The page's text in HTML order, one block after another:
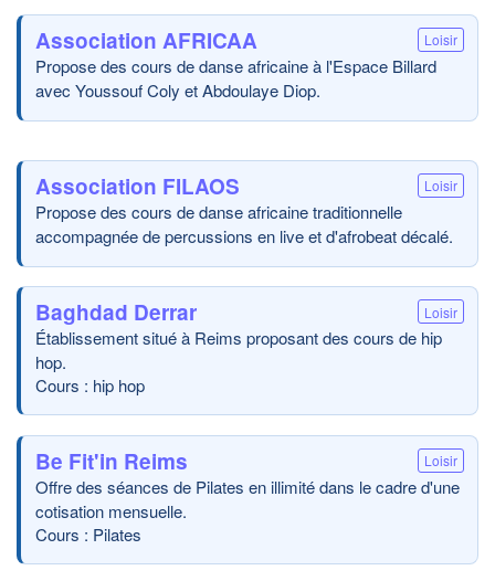
Association AFRICAA Loisir
Propose des cours de danse africaine à l'Espace Billard
avec Youssouf Coly et Abdoulaye Diop.
Association FILAOS Loisir
Propose des cours de danse africaine traditionnelle
accompagnée de percussions en live et d'afrobeat décalé.
Baghdad Derrar Loisir
Établissement situé à Reims proposant des cours de hip
hop.
Cours : hip hop
Be Fit'in Reims Loisir
Offre des séances de Pilates en illimité dans le cadre d'une
cotisation mensuelle.
Cours : Pilates